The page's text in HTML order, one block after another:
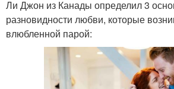
Ли Джон из Канады определил 3
разновидности любви, которые
влюбленной парой: